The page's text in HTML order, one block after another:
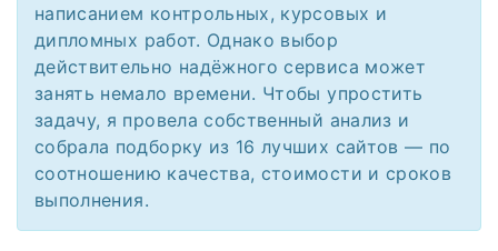
написанием контрольных, курсовых и
дипломных работ. Однако выбор
действительно надёжного сервиса может
занять немало времени. Чтобы упростить
задачу, я провела собственный анализ и
собрала подборку из 16 лучших сайтов — по
соотношению качества, стоимости и сроков
выполнения.